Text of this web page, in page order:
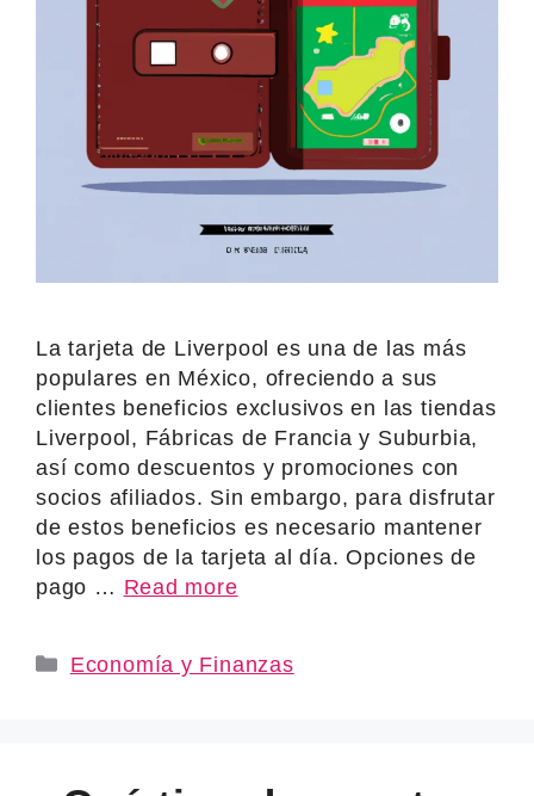
La tarjeta de Liverpool es una de las más
populares en México, ofreciendo a sus
clientes beneficios exclusivos en las tiendas
Liverpool, Fábricas de Francia y Suburbia,
así como descuentos y promociones con
socios afiliados. Sin embargo, para disfrutar
de estos beneficios es necesario mantener
los pagos de la tarjeta al día. Opciones de
pago … Read more
Categories
Economía y Finanzas